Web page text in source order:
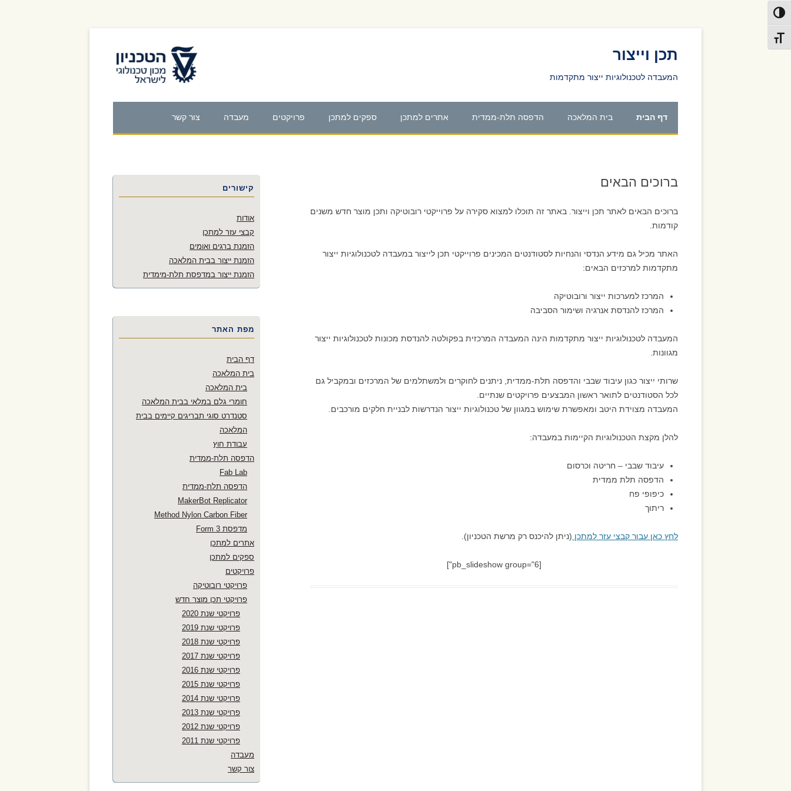
דלג לתוכן
דלג לניווט
הפעל/כבה ניגודיות גבוהה
מתג גודל גופן
לאתר הטכניון תכן וייצור
המעבדה לטכנולוגיות ייצור מתקדמות
דף הבית בית המלאכה
עבודת חוץ
הדפסה תלת-ממדית אתרים למתכן ספקים למתכן פרויקטים
פרויקטי תכן מוצר חדש פרויקטי שנת 2020
פרויקטי שנת 2017
פרויקטי שנת 2016
פרויקטי שנת 2015
פרויקטי שנת 2012
מעבדה צור קשר
ברוכים הבאים
ברוכים הבאים לאתר תכן וייצור. באתר זה תוכלו למצוא סקירה על פרוייקטי רובוטיקה ותכן מוצר חדש משנים
קודמות.
האתר מכיל גם מידע הנדסי והנחיות לסטודנטים המכינים פרוייקטי תכן לייצור במעבדה לטכנולוגיות ייצור
מתקדמות למרכזים הבאים:
המרכז למערכות ייצור ורובוטיקה
המרכז להנדסת אנרגיה ושימור הסביבה
המעבדה לטכנולוגיות ייצור מתקדמות הינה המעבדה המרכזית בפקולטה להנדסת מכונות לטכנולוגיות ייצור
מגוונות.
שרותי ייצור כגון עיבוד שבבי והדפסה תלת-ממדית, ניתנים לחוקרים ולמשתלמים של המרכזים ובמקביל גם
לכל הסטודנטים לתואר ראשון המבצעים פרויקטים שנתיים.
המעבדה מצוידת היטב ומאפשרת שימוש במגוון של טכנולוגיות ייצור הנדרשות לבניית חלקים מורכבים.
להלן מקצת הטכנולוגיות הקיימות במעבדה:
עיבוד שבבי – חריטה וכרסום
הדפסה תלת ממדית
כיפופי פח
ריתוך
לחץ כאן עבור קבצי עזר למתכן (ניתן להיכנס רק מרשת הטכניון).
[pb_slideshow group="6"]
קישורים
אודות
קבצי עזר למתכן
הזמנת ברגים ואומים
הזמנת ייצור בבית המלאכה
הזמנת ייצור במדפסת תלת-מימדית
מפת האתר
דף הבית
בית המלאכה
בית המלאכה
חומרי גלם במלאי בבית המלאכה
סטנדרט סוגי תבריגים קיימים בבית
המלאכה
עבודת חוץ
הדפסה תלת-ממדית
Fab Lab
הדפסה תלת-ממדית
MakerBot Replicator
Method Nylon Carbon Fiber
מדפסת Form 3
אתרים למתכן
ספקים למתכן
פרויקטים
פרויקטי רובוטיקה
פרויקטי תכן מוצר חדש
פרויקטי שנת 2020
פרויקטי שנת 2019
פרויקטי שנת 2018
פרויקטי שנת 2017
פרויקטי שנת 2016
פרויקטי שנת 2015
פרויקטי שנת 2014
פרויקטי שנת 2013
פרויקטי שנת 2012
פרויקטי שנת 2011
מעבדה
צור קשר